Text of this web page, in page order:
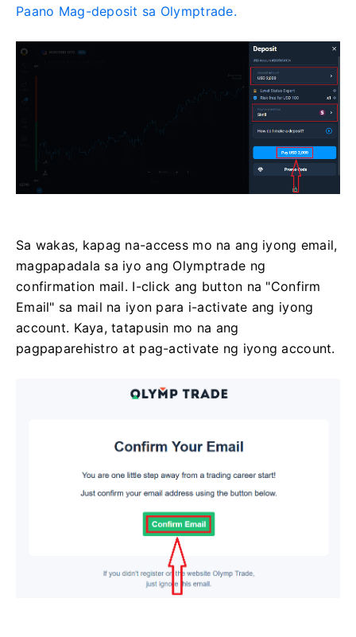
Paano Mag-deposit sa Olymptrade.
Sa wakas, kapag na-access mo na ang iyong email,
magpapadala sa iyo ang Olymptrade ng
confirmation mail. I-click ang button na "Confirm
Email" sa mail na iyon para i-activate ang iyong
account. Kaya, tatapusin mo na ang
pagpaparehistro at pag-activate ng iyong account.